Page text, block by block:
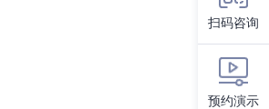
扫码咨询
预约演示